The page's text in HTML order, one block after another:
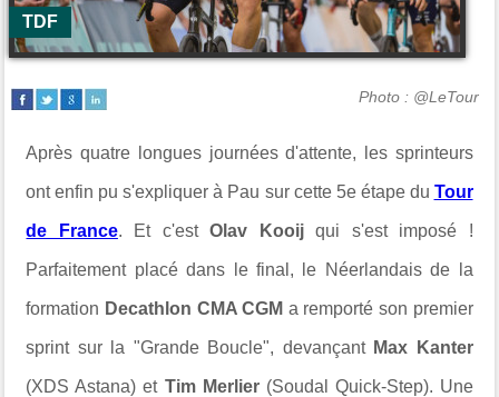
TDF
Photo : @LeTour
Après quatre longues journées d'attente, les sprinteurs
ont enfin pu s'expliquer à Pau sur cette 5e étape du Tour
de France. Et c'estOlav Kooijqui s'est imposé !
Parfaitement placé dans le final, le Néerlandais de la
formation Decathlon CMA CGM a remporté son premier
sprint sur la "Grande Boucle", devançant Max Kanter
(XDS Astana) et Tim Merlier(Soudal Quick-Step). Une